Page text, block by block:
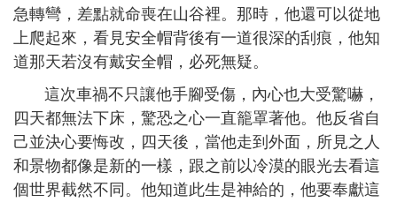
急轉彎，差點就命喪在山谷裡。那時，他還可以從地
上爬起來，看見安全帽背後有一道很深的刮痕，他知
道那天若沒有戴安全帽，必死無疑。
這次車禍不只讓他手腳受傷，內心也大受驚嚇，
四天都無法下床，驚恐之心一直籠罩著他。他反省自
己並決心要悔改，四天後，當他走到外面，所見之人
和景物都像是新的一樣，跟之前以冷漠的眼光去看這
個世界截然不同。他知道此生是神給的，他要奉獻這